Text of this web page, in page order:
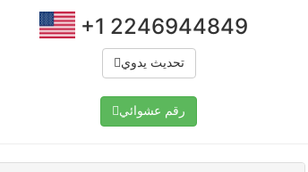
+1 2246944849
تحديث يدوي
رقم عشوائي